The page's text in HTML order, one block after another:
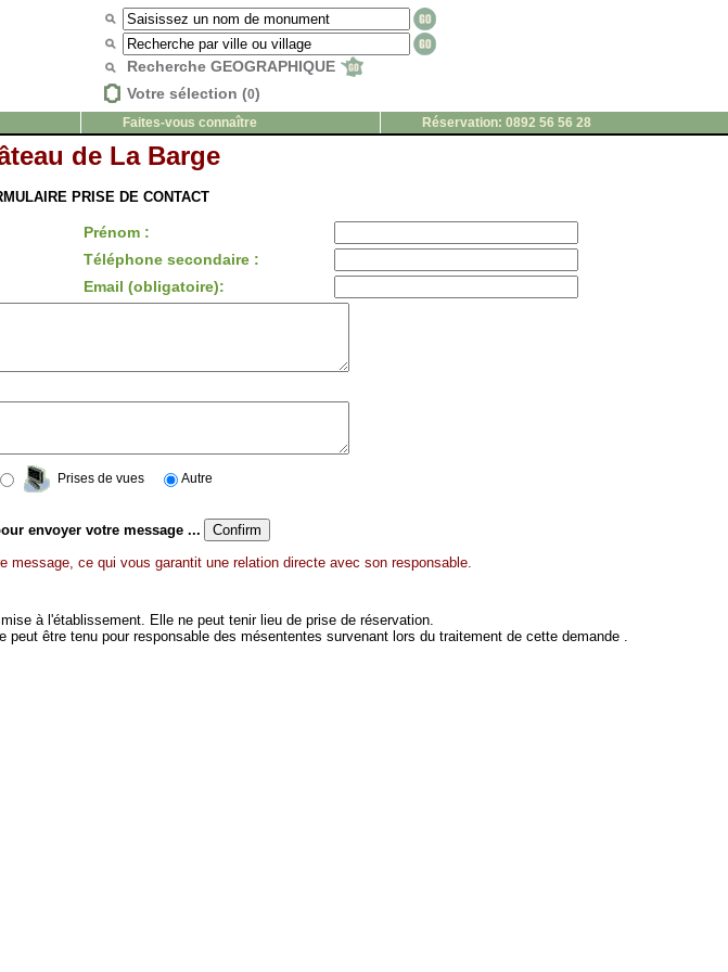
Recherche GEOGRAPHIQUE
Votre sélection (0)
Faites-vous connaître
Réservation: 0892 56 56 28
de La Barge
PRISE DE CONTACT
Prénom :
Téléphone secondaire :
Email (obligatoire):
Prises de vues Autre
envoyer votre message ...
message, ce qui vous garantit une relation directe avec son responsable.
à l'établissement. Elle ne peut tenir lieu de prise de réservation.
peut être tenu pour responsable des mésententes survenant lors du traitement de cette demande .